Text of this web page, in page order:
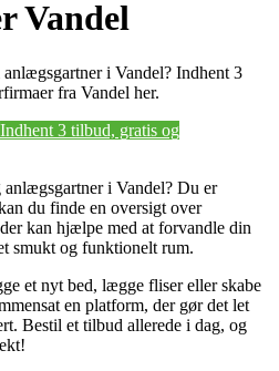
Vandel
i Vandel? Indhent 3
fra Vandel her.
Indhent 3 tilbud, gratis og
i Vandel? Du er
du finde en oversigt over
kan hjælpe med at forvandle din
smukt og funktionelt rum.
et nyt bed, lægge fliser eller skabe
en platform, der gør det let
Bestil et tilbud allerede i dag, og